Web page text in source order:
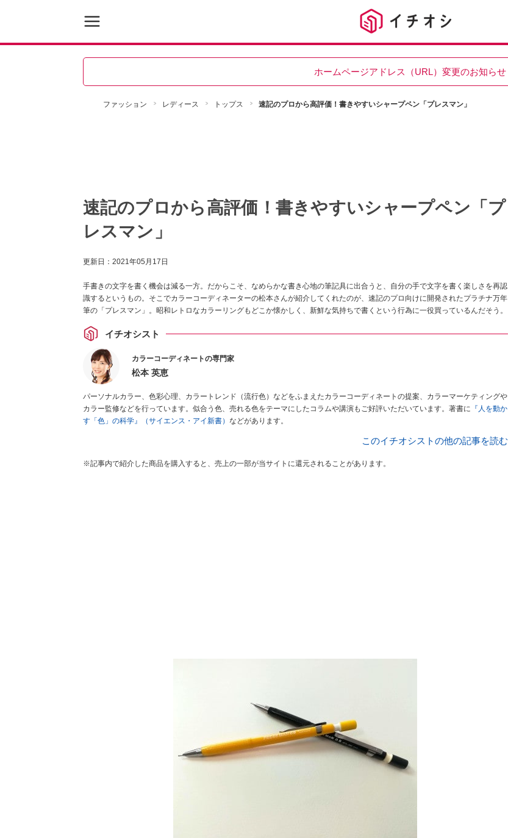
ホームページアドレス（URL）変更のお知らせ
ファッション レディース トップス 速記のプロから高評価！書きやすいシャープペン「プレスマン」
速記のプロから高評価！書きやすいシャープペン「プ
レスマン」
更新日： 2021年05月17日
手書きの文字を書く機会は減る一方。だからこそ、なめらかな書き心地の筆記具に出合うと、自分の手で文字を書く楽しさを再認
識するというもの。そこでカラーコーディネーターの松本さんが紹介してくれたのが、速記のプロ向けに開発されたプラチナ万年
筆の「プレスマン」。昭和レトロなカラーリングもどこか懐かしく、新鮮な気持ちで書くという行為に一役買っているんだそう。
イチオシスト
カラーコーディネートの専門家
松本 英恵
パーソナルカラー、色彩心理、カラートレンド（流行色）などをふまえたカラーコーディネートの提案、カラーマーケティングや
カラー監修などを行っています。似合う色、売れる色をテーマにしたコラムや講演もご好評いただいています。著書に 『人を動か
す「色」の科学』（サイエンス・アイ新書） などがあります。
このイチオシストの他の記事を読む
※記事内で紹介した商品を購入すると、売上の一部が当サイトに還元されることがあります。